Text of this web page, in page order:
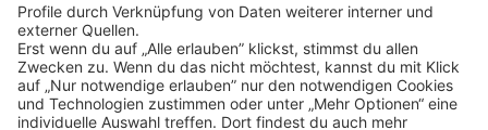
NEWSLETTER
BESUCHEN SIE UNS